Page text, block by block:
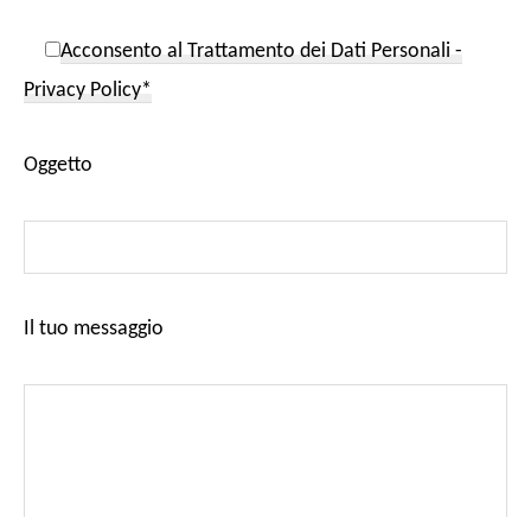
Acconsento al Trattamento dei Dati Personali -
Privacy Policy*
Oggetto
Il tuo messaggio